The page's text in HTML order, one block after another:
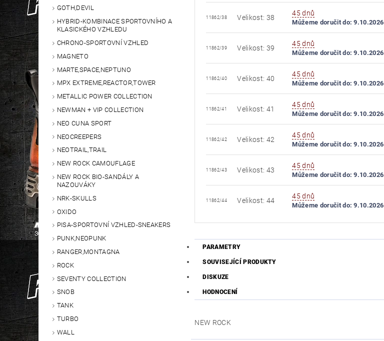
GOTH,DEVIL
HYBRID-KOMBINACE SPORTOVNÍHO A
KLASICKÉHO VZHLEDU
CHRONO-SPORTOVNÍ VZHLED
MAGNETO
MARTE,SPACE,NEPTUNO
MPX EXTREME,REACTOR,TOWER
METALLIC POWER COLLECTION
NEWMAN + VIP COLLECTION
NEO CUNA SPORT
NEOCREEPERS
NEOTRAIL,TRAIL
NEW ROCK CAMOUFLAGE
NEW ROCK BIO-SANDÁLY A
NAZOUVÁKY
NRK-SKULLS
OXIDO
PISA-SPORTOVNÍ VZHLED-SNEAKERS
PUNK,NEOPUNK
RANGER,MONTAGNA
ROCK
SEVENTY COLLECTION
SNOB
TANK
TURBO
WALL
11862/38 Velikost: 38
45 dnů
Můžeme doručit do: 9.10.2026
11862/39 Velikost: 39
45 dnů
Můžeme doručit do: 9.10.2026
11862/40 Velikost: 40
45 dnů
Můžeme doručit do: 9.10.2026
11862/41 Velikost: 41
45 dnů
Můžeme doručit do: 9.10.2026
11862/42 Velikost: 42
45 dnů
Můžeme doručit do: 9.10.2026
11862/43 Velikost: 43
45 dnů
Můžeme doručit do: 9.10.2026
11862/44 Velikost: 44
45 dnů
Můžeme doručit do: 9.10.2026
PARAMETRY
SOUVISEJÍCÍ PRODUKTY
DISKUZE
HODNOCENÍ
NEW ROCK